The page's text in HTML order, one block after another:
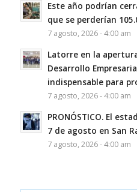
Este año podrían
que se perderían
7 agosto, 2026 - 4:00 am
Latorre en la
Desarrollo
indispensable para
7 agosto, 2026 - 4:00 am
PRONÓSTICO. El
7 de agosto en San
7 agosto, 2026 - 4:00 am